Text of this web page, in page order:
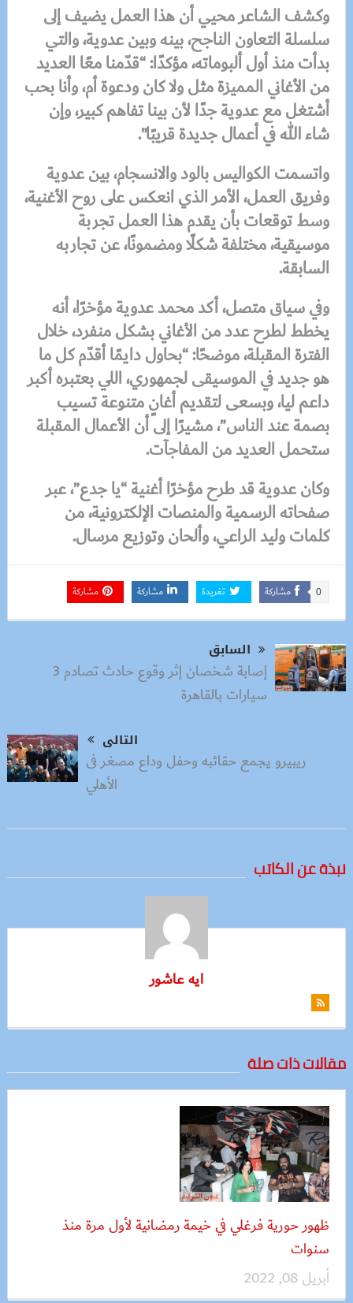
وكشف الشاعر محيي أن هذا العمل يضيف إلى
سلسلة التعاون الناجح، بينه وبين عدوية، والتي
بدأت منذ أول ألبوماته، مؤكدًا: “قدّمنا معًا العديد
من الأغاني المميزة مثل ولا كان ودعوة أم، وأنا بحب
أشتغل مع عدوية جدًا لأن بينا تفاهم كبير، وإن
شاء الله في أعمال جديدة قريبًا”.
واتسمت الكواليس بالود والانسجام، بين عدوية
وفريق العمل، الأمر الذي انعكس على روح الأغنية،
وسط توقعات بأن يقدم هذا العمل تجربة
موسيقية، مختلفة شكلًا ومضمونًا، عن تجاربه
السابقة.
وفي سياق متصل، أكد محمد عدوية مؤخرًا، أنه
يخطط لطرح عدد من الأغاني بشكل منفرد، خلال
الفترة المقبلة، موضحًا: “بحاول دايمًا أقدّم كل ما
هو جديد في الموسيقى لجمهوري، اللي بعتبره أكبر
داعم ليا، وبسعى لتقديم أغانٍ متنوعة تسيب
بصمة عند الناس”، مشيرًا إلى أن الأعمال المقبلة
ستحمل العديد من المفاجآت.
وكان عدوية قد طرح مؤخرًا أغنية “يا جدع”، عبر
صفحاته الرسمية والمنصات الإلكترونية، من
كلمات وليد الراعي، وألحان وتوزيع مرسال.
مشاركة 0 تغريدة مشاركة مشاركة
السابق
إصابة شخصان إثر وقوع حادث تصادم 3
سيارات بالقاهرة
التالى
ريبيرو يجمع حقائبه وحفل وداع مصغر فى
الأهلي
نبذة عن الكاتب
ايه عاشور
مقالات ذات صلة
ظهور حورية فرغلي في خيمة رمضانية لأول مرة منذ
سنوات
أبريل 08, 2022